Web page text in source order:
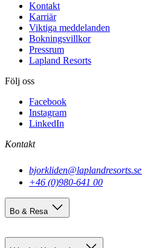
Kontakt
Karriär
Viktiga meddelanden
Bokningsvillkor
Pressrum
Lapland Resorts
Följ oss
Facebook
Instagram
LinkedIn
Kontakt
bjorkliden@laplandresorts.se
+46 (0)980-641 00
Bo & Resa